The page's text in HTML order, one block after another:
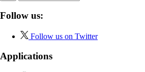
Follow us:
Follow us on Twitter
Applications